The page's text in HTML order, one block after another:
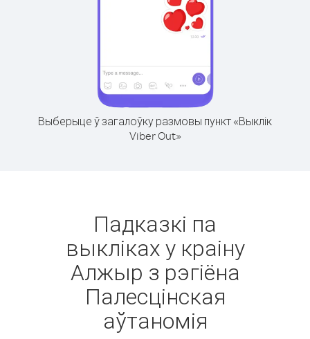
Выберыце ў загалоўку размовы пункт «Выклік
Viber Out»
Падказкі па
выкліках у краіну
Алжыр з рэгіёна
Палесцінская
аўтаномія